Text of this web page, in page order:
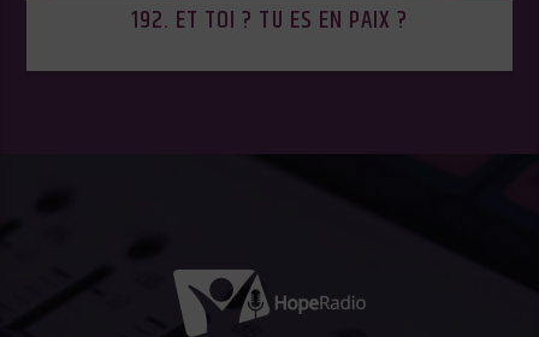
192. ET TOI ? TU ES EN PAIX ?